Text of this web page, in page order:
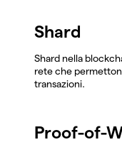
Shard
Shard nella
rete che
transazioni.
Proof-of-